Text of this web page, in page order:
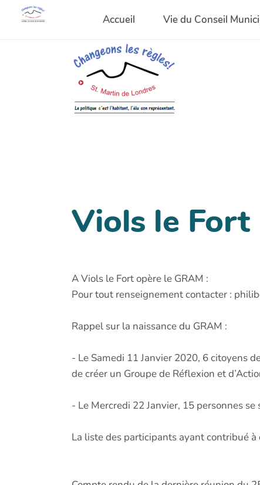
Accueil Vie du Conseil
Viols le Fort
A Viols le Fort opère le GRAM :
Pour tout renseignement contacter :
Rappel sur la naissance du GRAM :
- Le Samedi 11 Janvier 2020, 6 citoyens
de créer un Groupe de Réflexion et
- Le Mercredi 22 Janvier, 15 personnes
La liste des participants ayant contribué